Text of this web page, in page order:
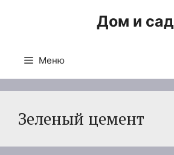
Дом и сад
Меню
Зеленый цемент